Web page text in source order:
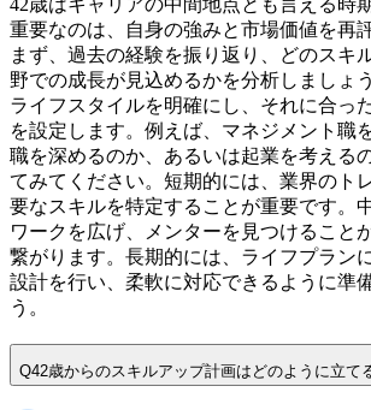
42歳はキャリアの中間地点とも言える時
重要なのは、自身の強みと市場価値を再
まず、過去の経験を振り返り、どのスキ
野での成長が見込めるかを分析しましょ
ライフスタイルを明確にし、それに合っ
を設定します。例えば、マネジメント職
職を深めるのか、あるいは起業を考える
てみてください。短期的には、業界のト
要なスキルを特定することが重要です。
ワークを広げ、メンターを見つけること
繋がります。長期的には、ライフプラン
設計を行い、柔軟に対応できるように準
う。
Q42歳からのスキルアップ計画はどのように立て